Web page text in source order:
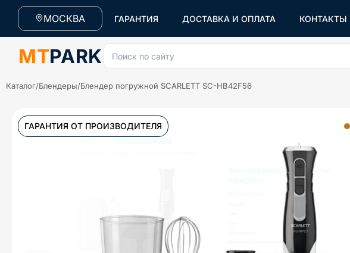
МОСКВА ГАРАНТИЯ ДОСТАВКА И ОПЛАТА КОНТАКТЫ
MTPARK Поиск по сайту
Каталог/Блендеры/Блендер погружной SCARLETT SC-HB42F56
ГАРАНТИЯ ОТ ПРОИЗВОДИТЕЛЯ